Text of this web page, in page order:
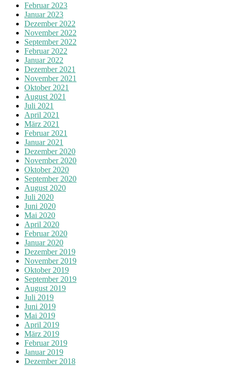
Februar 2023
Januar 2023
Dezember 2022
November 2022
September 2022
Februar 2022
Januar 2022
Dezember 2021
November 2021
Oktober 2021
August 2021
Juli 2021
April 2021
März 2021
Februar 2021
Januar 2021
Dezember 2020
November 2020
Oktober 2020
September 2020
August 2020
Juli 2020
Juni 2020
Mai 2020
April 2020
Februar 2020
Januar 2020
Dezember 2019
November 2019
Oktober 2019
September 2019
August 2019
Juli 2019
Juni 2019
Mai 2019
April 2019
März 2019
Februar 2019
Januar 2019
Dezember 2018